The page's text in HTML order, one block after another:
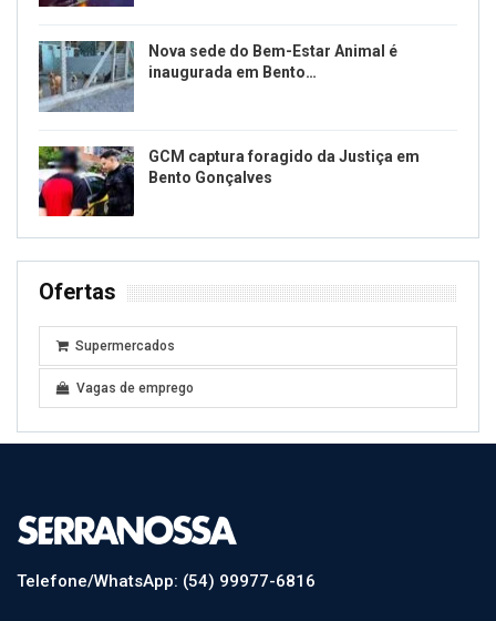
Nova sede do Bem-Estar Animal é
inaugurada em Bento…
GCM captura foragido da Justiça em
Bento Gonçalves
Ofertas
Supermercados
Vagas de emprego
Telefone/WhatsApp: (54) 99977-6816